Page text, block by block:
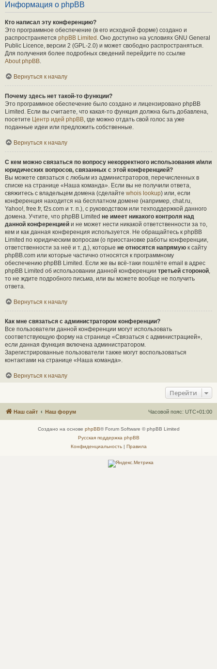
Информация о phpBB
Кто написал эту конференцию?
Это программное обеспечение (в его исходной форме) создано и
распространяется phpBB Limited . Оно доступно на условиях GNU General
Public Licence, версии 2 (GPL-2.0) и может свободно распространяться.
Для получения более подробных сведений перейдите по ссылке
About phpBB.
Вернуться к началу
Почему здесь нет такой-то функции?
Это программное обеспечение было создано и лицензировано phpBB
Limited. Если вы считаете, что какая-то функция должна быть добавлена,
посетите Центр идей phpBB, где можно отдать свой голос за уже
поданные идеи или предложить собственные.
Вернуться к началу
С кем можно связаться по вопросу некорректного использования и/или
юридических вопросов, связанных с этой конференцией?
Вы можете связаться с любым из администраторов, перечисленных в
списке на странице «Наша команда». Если вы не получили ответа,
свяжитесь с владельцем домена (сделайте whois lookup) или, если
конференция находится на бесплатном домене (например, chat.ru,
Yahoo!, free.fr, f2s.com и т. п.), с руководством или техподдержкой данного
домена. Учтите, что phpBB Limited не имеет никакого контроля над
данной конференцией и не может нести никакой ответственности за то,
кем и как данная конференция используется. Не обращайтесь к phpBB
Limited по юридическим вопросам (о приостановке работы конференции,
ответственности за неё и т. д.), которые не относятся напрямую к сайту
phpBB.com или которые частично относятся к программному
обеспечению phpBB Limited. Если же вы всё-таки пошлёте email в адрес
phpBB Limited об использовании данной конференции третьей стороной,
то не ждите подробного письма, или вы можете вообще не получить
ответа.
Вернуться к началу
Как мне связаться с администратором конференции?
Все пользователи данной конференции могут использовать
соответствующую форму на странице «Связаться с администрацией»,
если данная функция включена администратором.
Зарегистрированные пользователи также могут воспользоваться
контактами на странице «Наша команда».
Вернуться к началу
Перейти
Наш сайт Наш форум Часовой пояс: UTC+01:00
Создано на основе phpBB® Forum Software © phpBB Limited
Русская поддержка phpBB
Конфиденциальность| Правила